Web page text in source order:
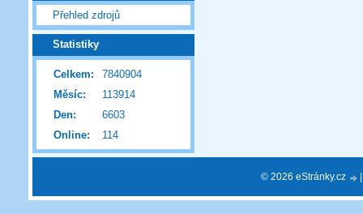
Přehled zdrojů
Statistiky
Online: 114
Celkem:
7840904
Měsíc:
113914
Den:
6603
© 2026 eStránky.cz